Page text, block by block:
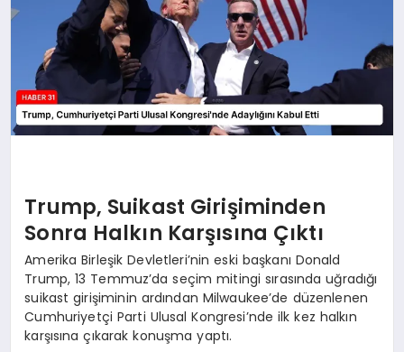
Trump, Suikast Girişiminden
Sonra Halkın Karşısına Çıktı
Amerika Birleşik Devletleri’nin eski başkanı Donald
Trump, 13 Temmuz’da seçim mitingi sırasında uğradığı
suikast girişiminin ardından Milwaukee’de düzenlenen
Cumhuriyetçi Parti Ulusal Kongresi’nde ilk kez halkın
karşısına çıkarak konuşma yaptı.